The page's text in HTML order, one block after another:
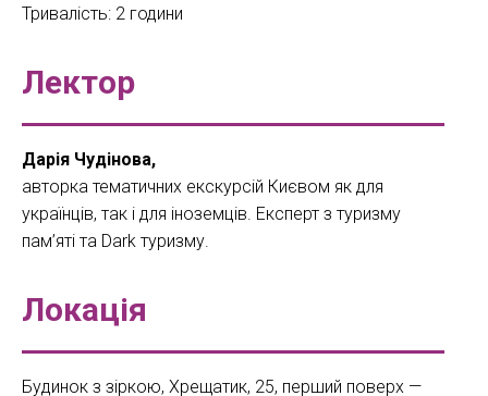
Тривалість: 2 години
Лектор
Дарія Чудінова,
авторка тематичних екскурсій Києвом як для
українців, так і для іноземців. Експерт з туризму
пам’яті та Dark туризму.
Локація
Будинок з зіркою, Хрещатик, 25, перший поверх —